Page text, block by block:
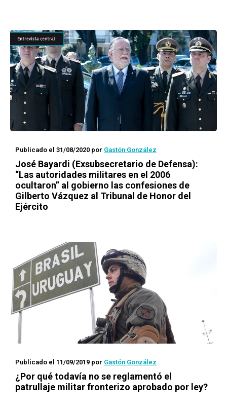
Publicado el 31/08/2020 por Gastón González
José Bayardi (Exsubsecretario de Defensa):
“Las autoridades militares en el 2006
ocultaron” al gobierno las confesiones de
Gilberto Vázquez al Tribunal de Honor del
Ejército
Publicado el 11/09/2019 por Gastón González
¿Por qué todavía no se reglamentó el
patrullaje militar fronterizo aprobado por ley?